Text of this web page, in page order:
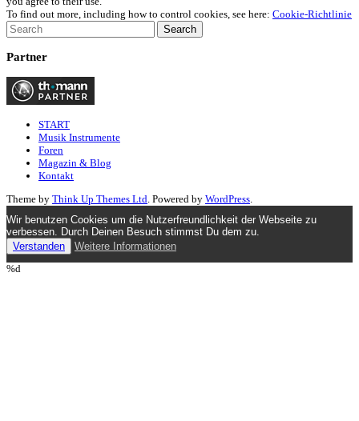
To find out more, including how to control cookies, see here: Cookie-Richtlinie
Partner
START
Musik Instrumente
Foren
Magazin & Blog
Kontakt
Theme by Think Up Themes Ltd . Powered by WordPress
Wir benutzen Cookies um die Nutzerfreundlichkeit der Webseite zu
verbessen. Durch Deinen Besuch stimmst Du dem zu.
Verstanden
Weitere Informationen
%d